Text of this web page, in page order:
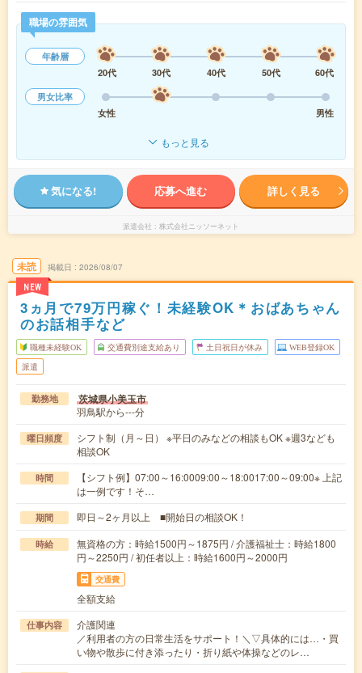
職場の雰囲気
年齢層
20代
30代 40代 50代
60代
男女比率
女性
男性
もっと見る
気になる! 応募へ進む 詳しく見る
派遣会社 株式会社ニッソーネット
未読
NEW
掲載日 2026/08/07
3ヵ月で79万円稼ぐ！未経験OK＊おばあちゃん
のお話相手など
職種未経験OK 交通費別途支給あり 土日祝日が休み WEB登録OK
派遣
勤務地 茨城県小美玉市
羽鳥駅から---分
曜日頻度
シフト制（月～日） ※平日のみなどの相談もOK ※週3なども
相談OK
時間
【シフト例】07:00～16:0009:00～18:0017:00～09:00※ 上記
は一例です！そ…
期間 即日～2ヶ月以上 ■開始日の相談OK！
時給
無資格の方：時給1500円～1875円 / 介護福祉士：時給1800
円～2250円 / 初任者以上：時給1600円～2000円
交通費
全額支給
仕事内容
介護関連
／利用者の方の日常生活をサポート！＼▽具体的には…・買
い物や散歩に付き添ったり・折り紙や体操などのレ…